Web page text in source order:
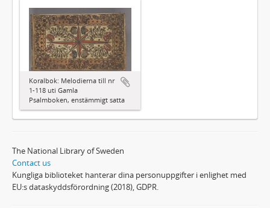
Koralbok: Melodierna till nr
1-118 uti Gamla
Psalmboken, enstämmigt satta
The National Library of Sweden
Contact us
Kungliga biblioteket hanterar dina personuppgifter i enlighet med
EU:s dataskyddsförordning (2018), GDPR.